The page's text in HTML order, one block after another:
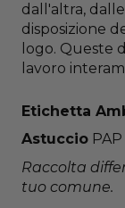
dall'altra,
disposizione
logo. Queste
lavoro
Etichetta
Astuccio
Raccolta
tuo comune.